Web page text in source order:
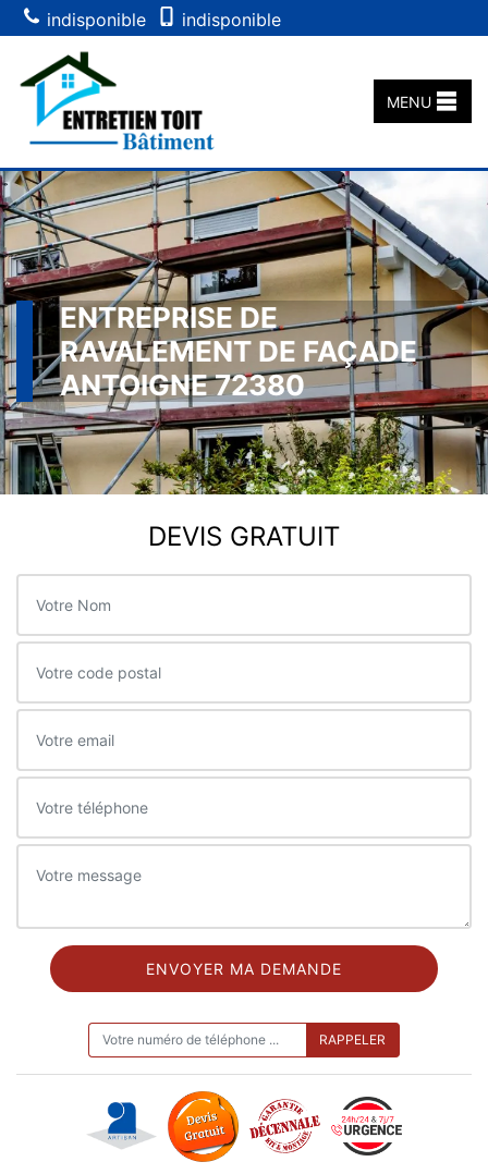
indisponible indisponible
MENU
ENTREPRISE DE
RAVALEMENT DE FAÇADE
ANTOIGNE 72380
DEVIS GRATUIT